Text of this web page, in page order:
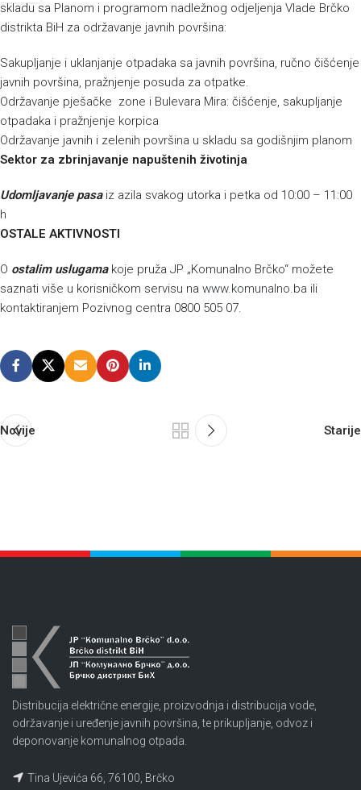
skladu sa Planom i programom nadležnog odjeljenja Vlade Brčko
distrikta BiH za održavanje javnih površina:
Sakupljanje i uklanjanje otpadaka sa javnih površina, ručno čišćenje
javnih površina, pražnjenje posuda za otpatke.
Održavanje pješačke zone i Bulevara Mira: čišćenje, sakupljanje
otpadaka i pražnjenje korpica
Održavanje javnih i zelenih površina u skladu sa godišnjim planom
Sektor za zbrinjavanje napuštenih životinja
Udomljavanje pasaiz azila svakog utorka i petka od 10:00 – 11:00
h
OSTALE AKTIVNOSTI
O ostalim uslugamakoje pruža JP „Komunalno Brčko“ možete
saznati više u korisničkom servisu na www.komunalno.ba ili
kontaktiranjem Pozivnog centra 0800 505 07.
Novije Starije
Distribucija električne energije, proizvodnja i distribucija vode,
održavanje i uređenje javnih površina, te prikupljanje, odvoz i
deponovanje komunalnog otpada.
Tina Ujevića 66, 76100, Brčko